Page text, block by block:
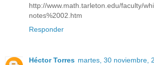
http://www.math.tarleton.edu/faculty/
notes%2002.htm
Responder
Héctor Torres martes, 30 noviembre,